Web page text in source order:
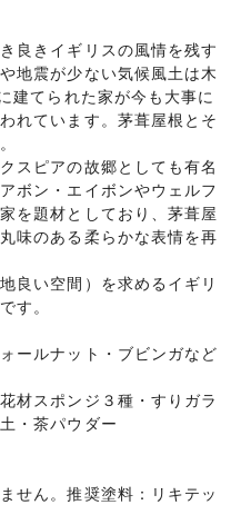
良きイギリスの風情を残す
地震が少ない気候風土は木
建てられた家が今も大事に
れています。茅葺屋根とそ
スピアの故郷としても有名
ボン・エイボンやウェルフ
を題材としており、茅葺屋
味のある柔らかな表情を再
良い空間）を求めるイギリ
す。
ールナット・ブビンガなど
材スポンジ３種・すりガラ
・茶パウダー
せん。推奨塗料：リキテッ